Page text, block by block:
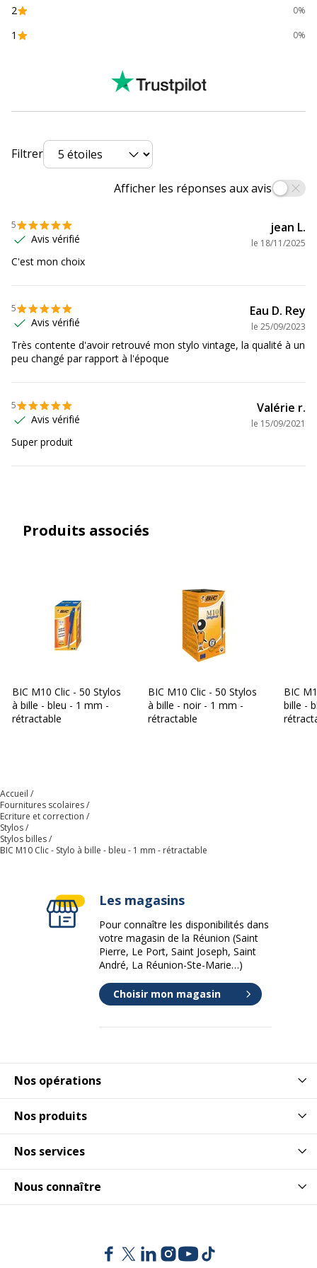
Caractéristiques environnementales
Produit compostable
Présence de substance
Oui
2 0%
1 0%
Filtrer
Afficher les réponses aux avis
5
Avis vérifié
jean L.
le 18/11/2025
C'est mon choix
5
Avis vérifié
Eau D. Rey
le 25/09/2023
Très contente d'avoir retrouvé mon stylo vintage, la qualité à un
peu changé par rapport à l'époque
5
Avis vérifié
Valérie r.
le 15/09/2021
Super produit
Produits associés
BIC M10 Clic - 50 Stylos
à bille - bleu - 1 mm -
rétractable
BIC M10 Clic - 50 Stylos
à bille - noir - 1 mm -
rétractable
BIC
bille -
Accueil
Fournitures scolaires
Ecriture et correction
Stylos
Stylos billes
BIC M10 Clic - Stylo à bille - bleu - 1 mm - rétractable
Nos opérations
Nos produits
Nos services
Nous connaître
Les magasins
Pour connaître les disponibilités dans
votre magasin de la Réunion (Saint
Pierre, Le Port, Saint Joseph, Saint
André, La Réunion-Ste-Marie…)
Choisir mon magasin